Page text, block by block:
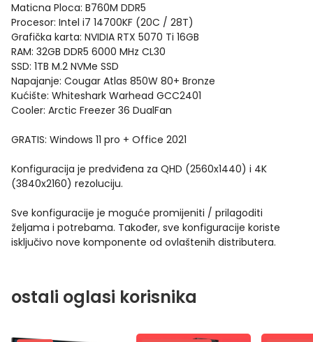
Maticna Ploca: B760M DDR5
Procesor: Intel i7 14700KF (20C / 28T)
Grafička karta: NVIDIA RTX 5070 Ti 16GB
RAM: 32GB DDR5 6000 MHz CL30
SSD: 1TB M.2 NVMe SSD
Napajanje: Cougar Atlas 850W 80+ Bronze
Kućište: Whiteshark Warhead GCC2401
Cooler: Arctic Freezer 36 DualFan
GRATIS: Windows 11 pro + Office 2021
Konfiguracija je predviđena za QHD (2560x1440) i 4K
(3840x2160) rezoluciju.
Sve konfiguracije je moguće promijeniti / prilagoditi
željama i potrebama. Također, sve konfiguracije koriste
isključivo nove komponente od ovlaštenih distributera.
ostali oglasi korisnika